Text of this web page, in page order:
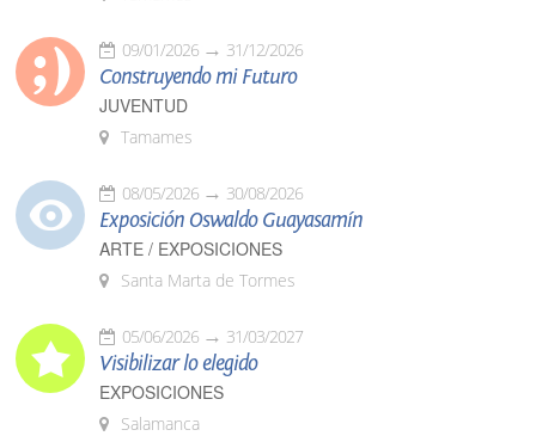
09/01/2026 31/12/2026
Construyendo mi Futuro
JUVENTUD
Tamames
08/05/2026 30/08/2026
Exposición Oswaldo Guayasamín
ARTE / EXPOSICIONES
Santa Marta de Tormes
05/06/2026 31/03/2027
Visibilizar lo elegido
EXPOSICIONES
Salamanca